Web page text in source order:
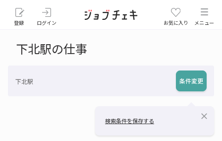
登録 ログイン お気に入り メニュー
下北駅の仕事
下北駅 条件変更
検索条件を保存する close